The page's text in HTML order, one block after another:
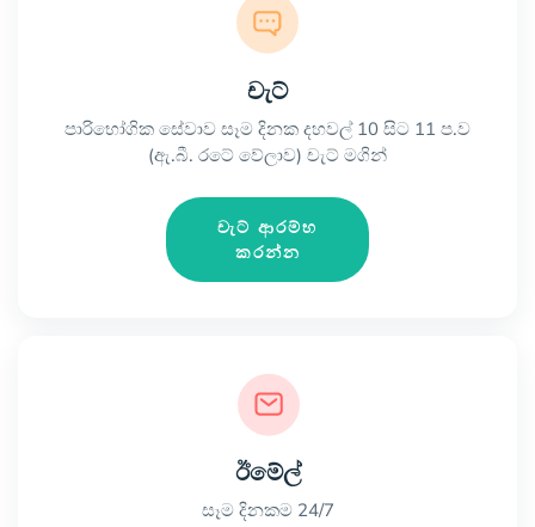
චැට්
පාරිභෝගික සේවාව සෑම දිනක දහවල් 10 සිට 11 ප.ව
(ඇ.බී. රටේ වේලාව) චැට් මගින්
චැට් ආරම්භ
කරන්න
ඊමේල්
සෑම දිනකම 24/7